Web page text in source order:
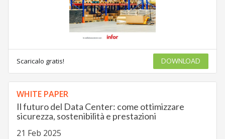
Scaricalo gratis! DOWNLOAD
WHITE PAPER
Il futuro del Data Center: come ottimizzare
sicurezza, sostenibilità e prestazioni
21 Feb 2025